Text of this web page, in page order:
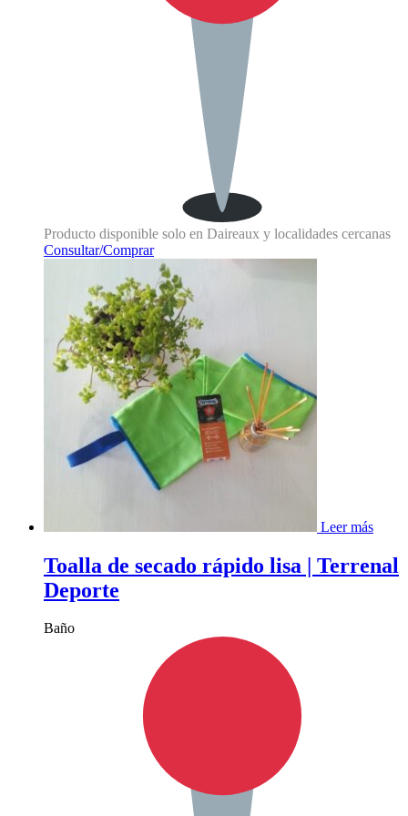
Producto disponible solo en Daireaux y localidades cercanas
Consultar/Comprar
Leer más
Toalla de secado rápido lisa | Terrenal
Deporte
Baño